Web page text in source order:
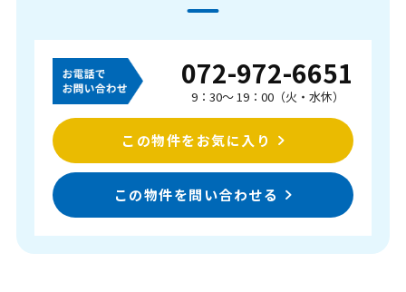
072-972-6651
9：30～ 19：00（火・水休）
この物件をお気に入り
この物件を問い合わせる